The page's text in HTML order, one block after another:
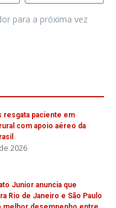
para a próxima vez
resgata paciente em
com apoio aéreo da
2026
Junior anuncia que
Rio de Janeiro e São Paulo